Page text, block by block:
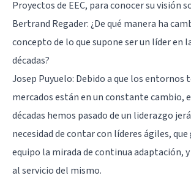
Proyectos de EEC, para conocer su visión
Bertrand Regader: ¿De qué manera ha
concepto de lo que supone ser un líder en
décadas?
Josep Puyuelo: Debido a que los entornos
mercados están en un constante cambio,
décadas hemos pasado de un liderazgo
necesidad de contar con líderes ágiles, que
equipo la mirada de continua adaptación,
al servicio del mismo.